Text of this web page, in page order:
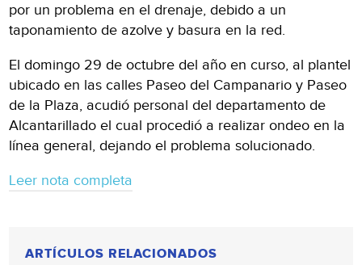
por un problema en el drenaje, debido a un
taponamiento de azolve y basura en la red.
El domingo 29 de octubre del año en curso, al plantel
ubicado en las calles Paseo del Campanario y Paseo
de la Plaza, acudió personal del departamento de
Alcantarillado el cual procedió a realizar ondeo en la
línea general, dejando el problema solucionado.
Leer nota completa
ARTÍCULOS RELACIONADOS